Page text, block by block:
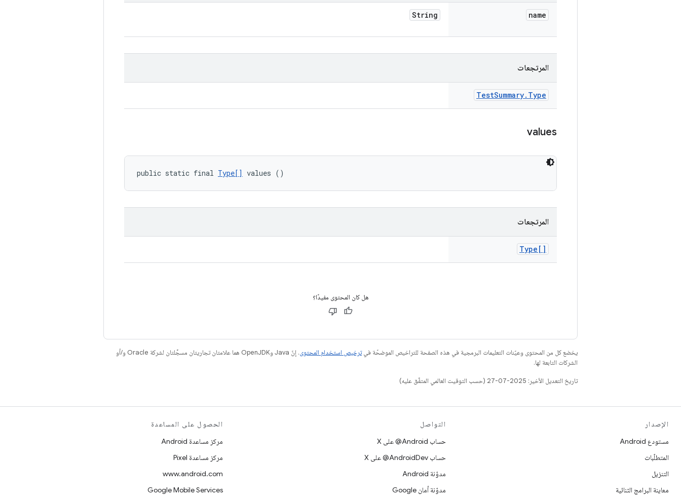
name
String
المرتجعات
TestSummary. Type
values
public static final Type[] values ()
المرتجعات
Type[]
هل كان المحتوى مفيدًا؟
يخضع كل من المحتوى وعيّنات التعليمات البرمجية في هذه الصفحة للتراخيص الموضحّة فيترخيص استخدام المحتوى
. إنّ Java وOpenJDK هما علامتان تجاريتان مسجَّلتان لشركة Oracle و/أو
الشركات التابعة لها.
تاريخ التعديل الأخير: 2025-07-27 (حسب التوقيت العالمي المتفَّق عليه)
الإصدار
مستودع Android
المتطلّبات
التنزيل
معاينة البرامج الثنائية
التواصل
حساب ‎@Android على X
حساب ‎@AndroidDev على X
مدوّنة Android
مدوّنة أمان Google
الحصول على المساعدة
مركز مساعدة Android
مركز مساعدة Pixel
www.android.com
Google Mobile Services